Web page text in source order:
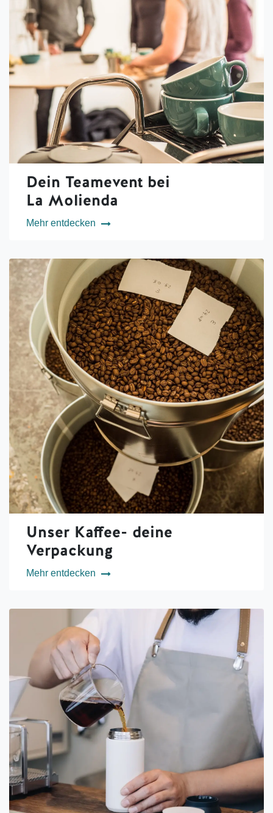
Dein Teamevent bei
La Molienda
Mehr entdecken
Unser Kaffee- deine
Verpackung
Mehr entdecken